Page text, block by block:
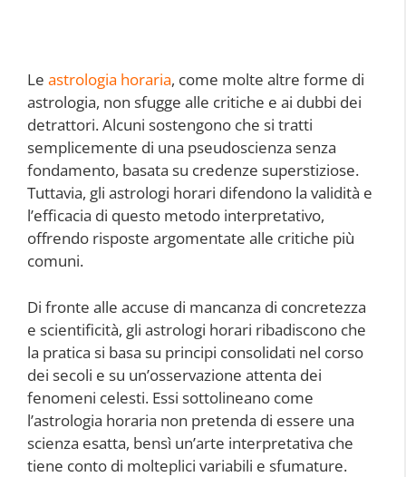
Le astrologia horaria, come molte altre forme di
astrologia, non sfugge alle critiche e ai dubbi dei
detrattori. Alcuni sostengono che si tratti
semplicemente di una pseudoscienza senza
fondamento, basata su credenze superstiziose.
Tuttavia, gli astrologi horari difendono la validità e
l’efficacia di questo metodo interpretativo,
offrendo risposte argomentate alle critiche più
comuni.
Di fronte alle accuse di mancanza di concretezza
e scientificità, gli astrologi horari ribadiscono che
la pratica si basa su principi consolidati nel corso
dei secoli e su un’osservazione attenta dei
fenomeni celesti. Essi sottolineano come
l’astrologia horaria non pretenda di essere una
scienza esatta, bensì un’arte interpretativa che
tiene conto di molteplici variabili e sfumature.